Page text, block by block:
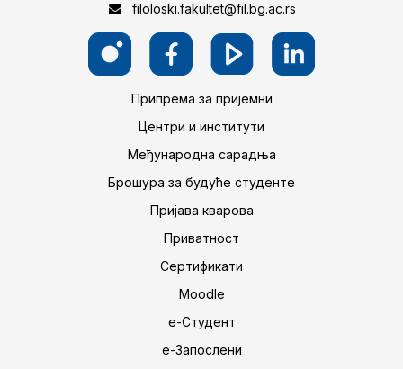
filoloski.fakultet@fil.bg.ac.rs
Припрема за пријемни
Центри и институти
Међународна сарадња
Брошура за будуће студенте
Пријава кварова
Приватност
Сертификати
Moodle
е-Студент
е-Запослени